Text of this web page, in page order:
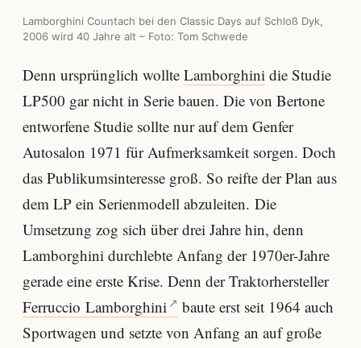
Lamborghini Countach bei den Classic Days auf Schloß Dyk,
2006 wird 40 Jahre alt – Foto: Tom Schwede
Denn ursprünglich wollte Lamborghini die Studie
LP500 gar nicht in Serie bauen. Die von Bertone
entworfene Studie sollte nur auf dem Genfer
Autosalon 1971 für Aufmerksamkeit sorgen. Doch
das Publikumsinteresse groß. So reifte der Plan aus
dem LP ein Serienmodell abzuleiten. Die
Umsetzung zog sich über drei Jahre hin, denn
Lamborghini durchlebte Anfang der 1970er-Jahre
gerade eine erste Krise. Denn der Traktorhersteller
Ferruccio Lamborghini
baute erst seit 1964 auch
Sportwagen und setzte von Anfang an auf große